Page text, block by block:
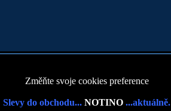
Změňte svoje cookies preference
Slevy do obchodu... NOTINO ...aktuálně.